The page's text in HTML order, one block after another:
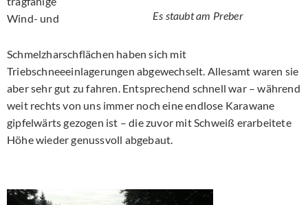
Es staubt am Preber
Wind- und
Schmelzharschflächen haben sich mit
Triebschneeeinlagerungen abgewechselt. Allesamt waren sie
aber sehr gut zu fahren. Entsprechend schnell war – während
weit rechts von uns immer noch eine endlose Karawane
gipfelwärts gezogen ist – die zuvor mit Schweiß erarbeitete
Höhe wieder genussvoll abgebaut.